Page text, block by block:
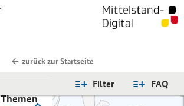
zurück zur Startseite
FAQ
Filter
Themen